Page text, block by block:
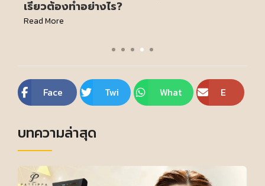
และคำแนะนำก่อนตัดสินใจทำ
Face
Twi
What
E
บทความล่าสุด